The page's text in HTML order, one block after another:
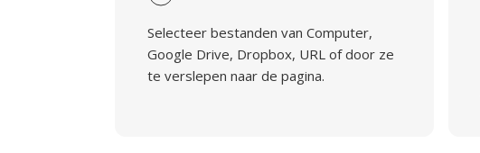
Selecteer bestanden van Computer,
Google Drive, Dropbox, URL of door ze
te verslepen naar de pagina.